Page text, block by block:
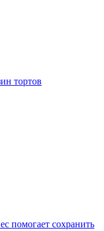
тортов
помогает сохранить